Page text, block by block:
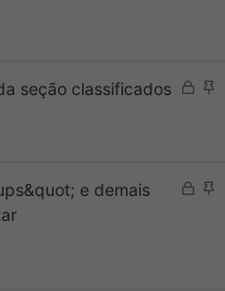
a
T
a
F
seção classificados
T
F
e demais